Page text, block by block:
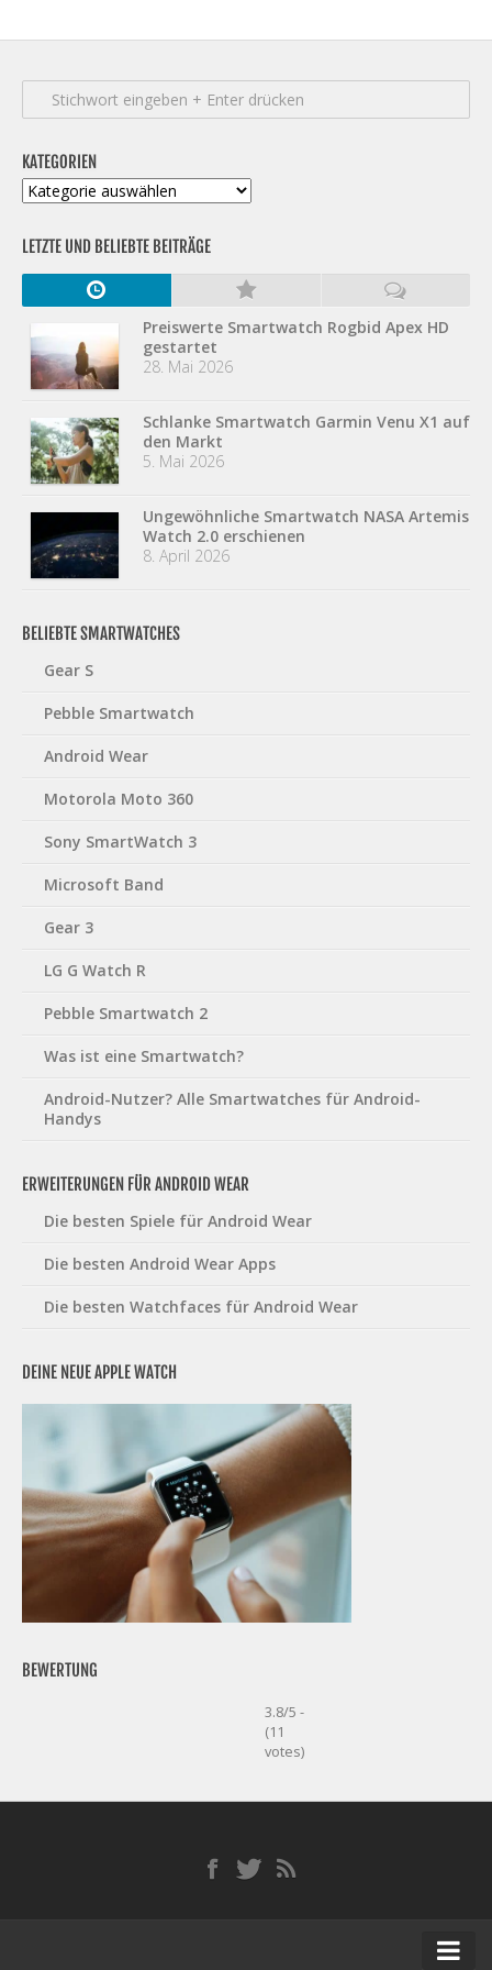
KATEGORIEN
Kategorien
LETZTE UND BELIEBTE BEITRÄGE
Preiswerte Smartwatch Rogbid Apex HD
gestartet
28. Mai 2026
Schlanke Smartwatch Garmin Venu X1 auf
den Markt
5. Mai 2026
Ungewöhnliche Smartwatch NASA Artemis
Watch 2.0 erschienen
8. April 2026
BELIEBTE SMARTWATCHES
Gear S
Pebble Smartwatch
Android Wear
Motorola Moto 360
Sony SmartWatch 3
Microsoft Band
Gear 3
LG G Watch R
Pebble Smartwatch 2
Was ist eine Smartwatch?
Android-Nutzer? Alle Smartwatches für Android-
Handys
ERWEITERUNGEN FÜR ANDROID WEAR
Die besten Spiele für Android Wear
Die besten Android Wear Apps
Die besten Watchfaces für Android Wear
DEINE NEUE APPLE WATCH
BEWERTUNG
3.8/5 -
(11
votes)